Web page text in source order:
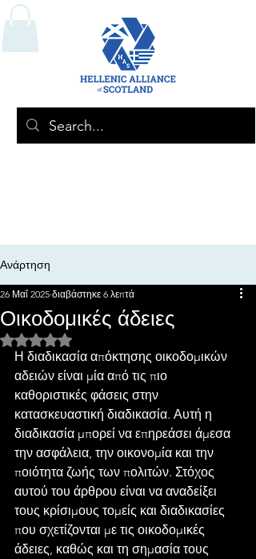
Ανάρτηση
Οικοδομικές άδειες
26 Μαΐ 2025 διαβάστηκε 6 λεπτά
Βαθμολογήθηκε με NaN από 5 αστέρια.
Η διαδικασία απόκτησης οικοδομικών
αδειών είναι μία από τις πιο
καθοριστικές φάσεις στην
κατασκευαστική διαδικασία. Αυτή η
διαδικασία μπορεί να επηρεάσει άμεσα
την ασφάλεια, την οικονομία και την
ποιότητα ζωής των πολιτών. Στόχος
αυτού του άρθρου είναι να αναδείξει
τους κρίσιμους τομείς και διαδικασίες
που σχετίζονται με τις οικοδομικές
άδειες, καθώς και τη σημασία τους